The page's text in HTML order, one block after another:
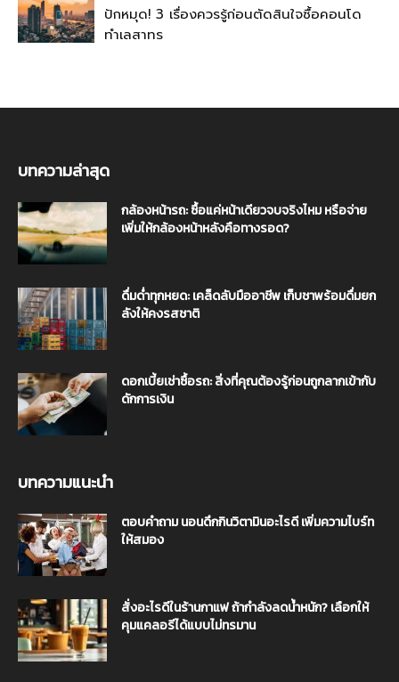
ปักหมุด! 3 เรื่องควรรู้ก่อนตัดสินใจซื้อคอนโด
ทำเลสาทร
บทความล่าสุด
กล้องหน้ารถ: ซื้อแค่หน้าเดียวจบจริงไหม หรือจ่าย
เพิ่มให้กล้องหน้าหลังคือทางรอด?
ดื่มด่ำทุกหยด: เคล็ดลับมืออาชีพ เก็บชาพร้อมดื่มยก
ลังให้คงรสชาติ
ดอกเบี้ยเช่าซื้อรถ: สิ่งที่คุณต้องรู้ก่อนถูกลากเข้ากับ
ดักการเงิน
บทความแนะนำ
ตอบคำถาม นอนดึกกินวิตามินอะไรดี เพิ่มความไบร์ท
ให้สมอง
สั่งอะไรดีในร้านกาแฟ ถ้ากำลังลดน้ำหนัก? เลือกให้
คุมแคลอรีได้แบบไม่ทรมาน